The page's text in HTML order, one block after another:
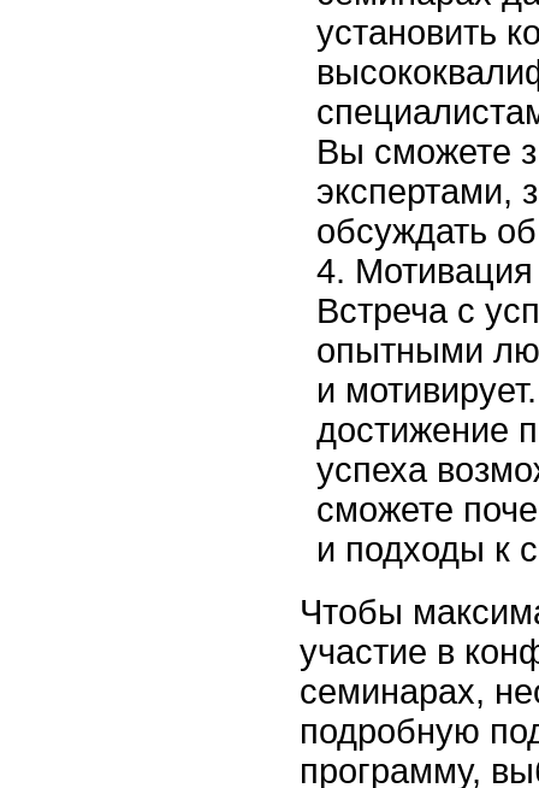
установить
Вы сможете
экспертами,
обсуждать
Встреча с
опытными
и
достижение
успеха
сможете
и подходы к
Чтобы
участие в
семинарах,
подробную
программу,